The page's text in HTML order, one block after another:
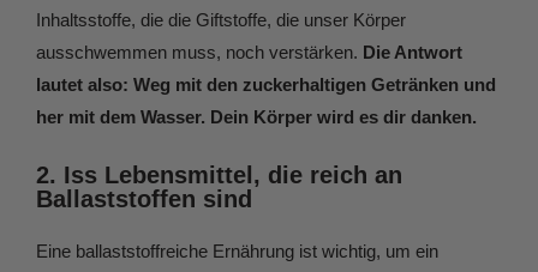
Inhaltsstoffe, die die Giftstoffe, die unser Körper
ausschwemmen muss, noch verstärken. Die Antwort
lautet also: Weg mit den zuckerhaltigen Getränken und
her mit dem Wasser. Dein Körper wird es dir danken.
2. Iss Lebensmittel, die reich an
Ballaststoffen sind
Eine ballaststoffreiche Ernährung ist wichtig, um ein